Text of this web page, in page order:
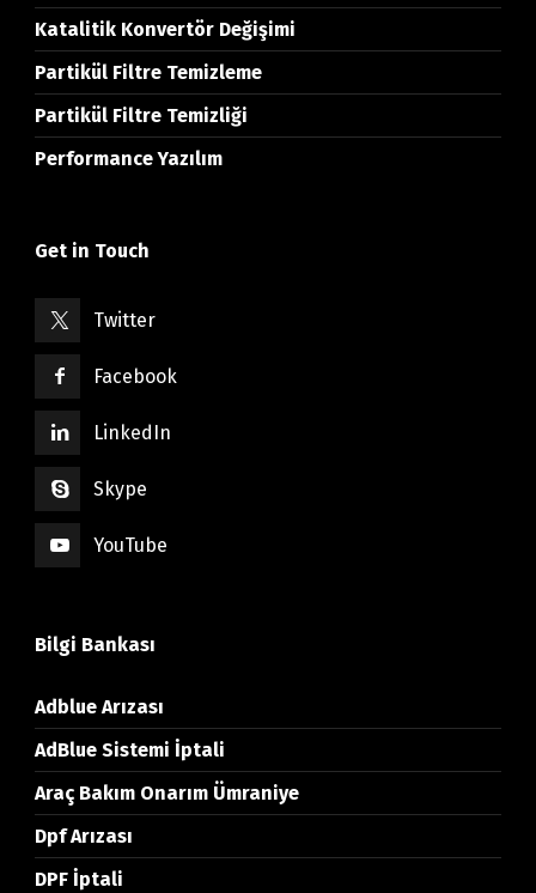
Katalitik Konvertör Değişimi
Partikül Filtre Temizleme
Partikül Filtre Temizliği
Performance Yazılım
Get in Touch
Twitter
Facebook
LinkedIn
Skype
YouTube
Bilgi Bankası
Adblue Arızası
AdBlue Sistemi İptali
Araç Bakım Onarım Ümraniye
Dpf Arızası
DPF İptali